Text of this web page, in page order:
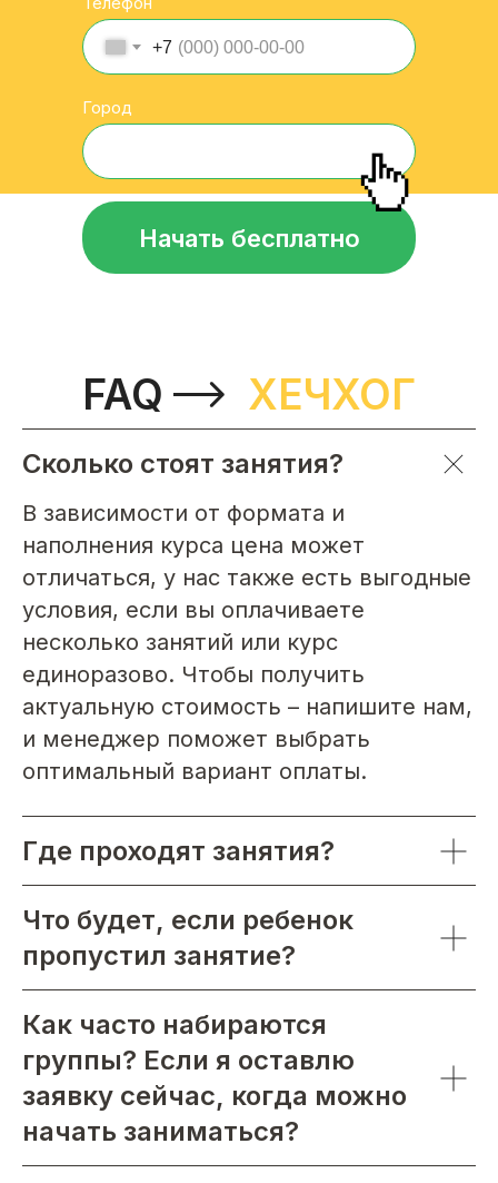
+7
Город
Начать бесплатно
FAQ ХЕЧХОГ
Сколько стоят занятия?
В зависимости от формата и
наполнения курса цена может
отличаться, у нас также есть выгодные
условия, если вы оплачиваете
несколько занятий или курс
единоразово. Чтобы получить
актуальную стоимость – напишите нам,
и менеджер поможет выбрать
оптимальный вариант оплаты.
Где проходят занятия?
Что будет, если ребенок
пропустил занятие?
Как часто набираются
группы? Если я оставлю
заявку сейчас, когда можно
начать заниматься?